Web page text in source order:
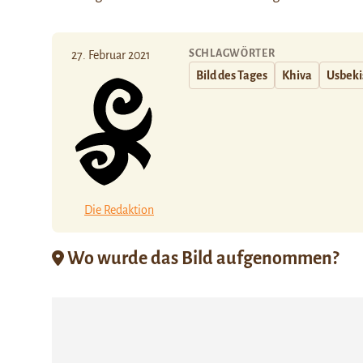
27. Februar 2021
Die Redaktion
SCHLAGWÖRTER
Bild des Tages Khiva
Wo wurde das Bild aufgenommen?